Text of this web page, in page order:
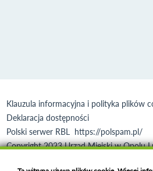
Klauzula informacyjna i polityka plików
Deklaracja dostępności
Polski serwer RBL https://polspam.pl/
Copyright 2023 Urząd Miejski w Opolu